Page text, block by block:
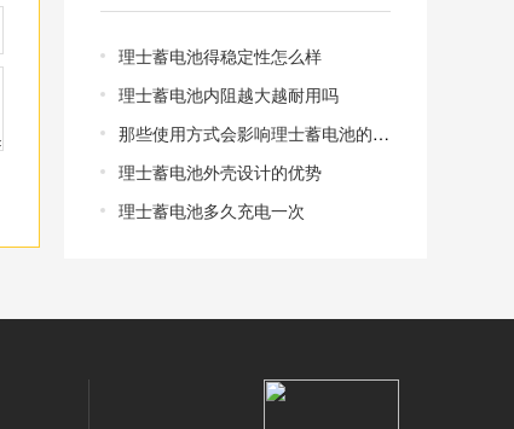
理士蓄电池得稳定性怎么样
理士蓄电池内阻越大越耐用吗
那些使用方式会影响理士蓄电池的寿命
理士蓄电池外壳设计的优势
理士蓄电池多久充电一次